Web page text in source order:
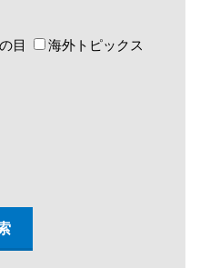
目 海外トピックス